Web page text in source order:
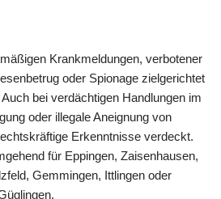
Krankmeldungen, verbotener
oder Spionage zielgerichtet
bei verdächtigen Handlungen im
oder illegale Aneignung von
Erkenntnisse verdeckt.
für Eppingen, Zaisenhausen,
Gemmingen, Ittlingen oder